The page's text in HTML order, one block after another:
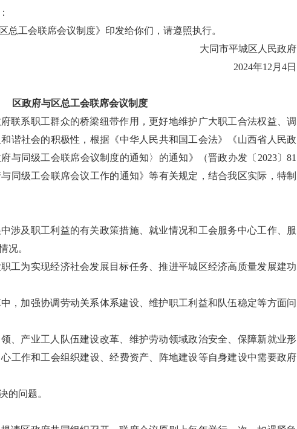
总工会联席会议制度》印发给你们，请遵照执行。
大同市平城区人民政府
2024年12月4日
区政府与区总工会联席会议制度
联系职工群众的桥梁纽带作用，更好地维护广大职工合法权益、调
谐社会的积极性，根据《中华人民共和国工会法》《山西省人民政
与同级工会联席会议制度的通知〉的通知》（晋政办发〔2023〕81
同级工会联席会议工作的通知》等有关规定，结合我区实际，特制
涉及职工利益的有关政策措施、就业情况和工会服务中心工作、服
况。
工为实现经济社会发展目标任务、推进平城区经济高质量发展建功
，加强协调劳动关系体系建设、维护职工利益和队伍稳定等方面问
、产业工人队伍建设改革、维护劳动领域政治安全、保障新就业形
工作和工会组织建设、经费资产、阵地建设等自身建设中需要政府
的问题。